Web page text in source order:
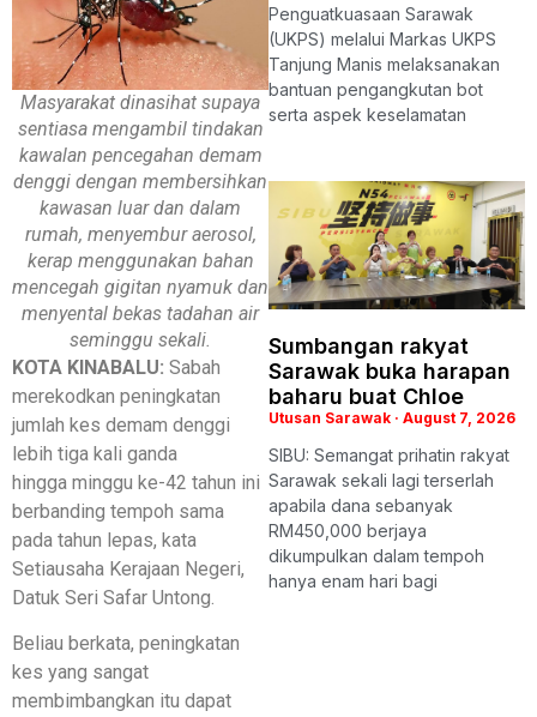
Masyarakat dinasihat supaya
sentiasa mengambil tindakan
kawalan pencegahan demam
denggi dengan membersihkan
kawasan luar dan dalam
rumah, menyembur aerosol,
kerap menggunakan bahan
mencegah gigitan nyamuk dan
menyental bekas tadahan air
seminggu sekali.
KOTA KINABALU: Sabah
merekodkan peningkatan
jumlah kes demam denggi
lebih tiga kali ganda
hingga minggu ke-42 tahun ini
berbanding tempoh sama
pada tahun lepas, kata
Setiausaha Kerajaan Negeri,
Datuk Seri Safar Untong.
Beliau berkata, peningkatan
kes yang sangat
membimbangkan itu dapat
Penguatkuasaan Sarawak
(UKPS) melalui Markas UKPS
Tanjung Manis melaksanakan
bantuan pengangkutan bot
serta aspek keselamatan
Sumbangan rakyat
Sarawak buka harapan
baharu buat Chloe
Utusan Sarawak August 7, 2026
SIBU: Semangat prihatin rakyat
Sarawak sekali lagi terserlah
apabila dana sebanyak
RM450,000 berjaya
dikumpulkan dalam tempoh
hanya enam hari bagi